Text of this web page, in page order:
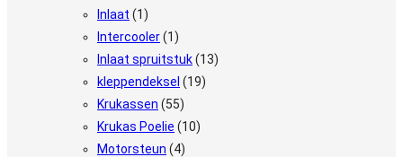
Inlaat (1)
Intercooler(1)
Inlaat spruitstuk(13)
kleppendeksel (19)
Krukassen (55)
Krukas Poelie (10)
Motorsteun (4)